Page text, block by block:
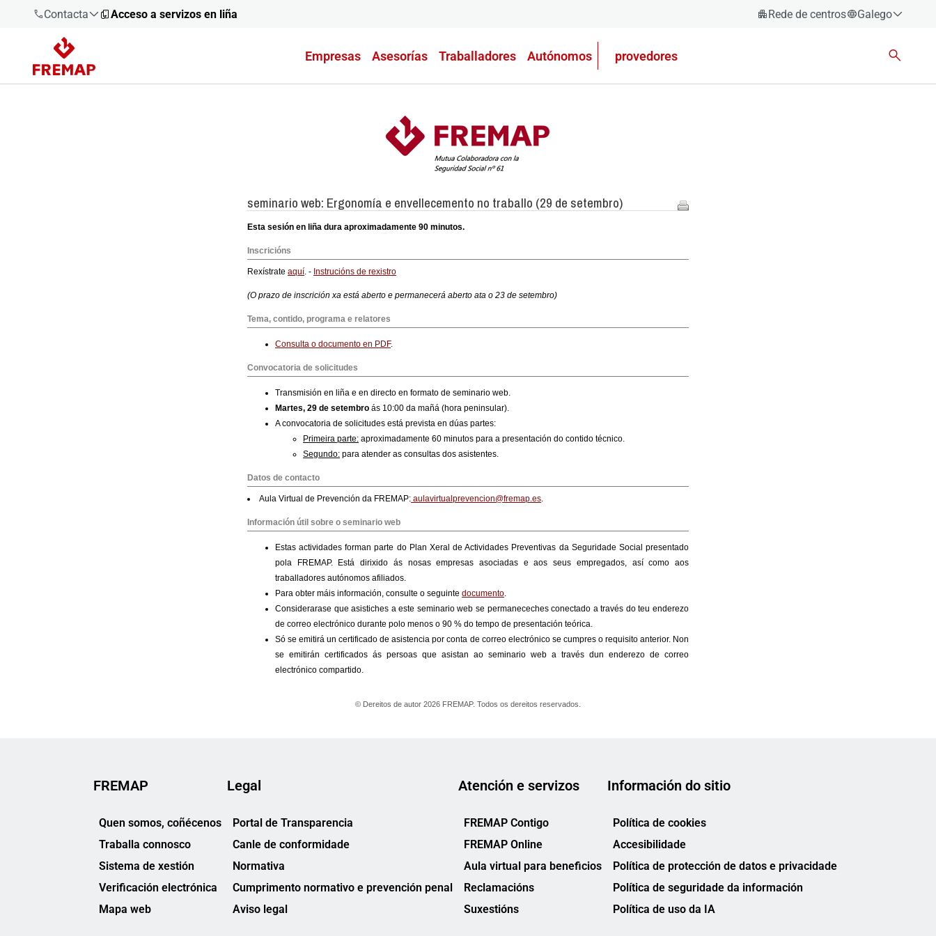
Contacta
900 61 00
61
Acceso a servizos en liña Rede de centros
Galego
Empresas Asesorías Traballadores Autónomos provedores
FREMAP
Quen somos, coñécenos
Traballa connosco
Sistema de xestión
Verificación electrónica
Mapa web
Legal
Portal de Transparencia
Canle de conformidade
Normativa
Cumprimento normativo e prevención penal
Aviso legal
Atención e servizos
FREMAP Contigo
FREMAP Online
Aula virtual para beneficios
Reclamacións
Suxestións
Información do sitio
Política de cookies
Accesibilidade
Política de protección de datos e privacidade
Política de seguridade da información
Política de uso da IA